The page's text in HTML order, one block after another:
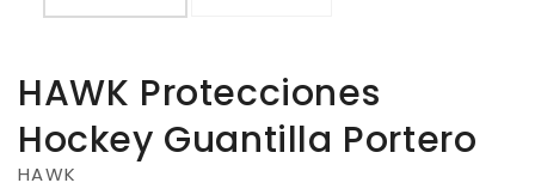
HAWK Protecciones
Hockey Guantilla Portero
HAWK